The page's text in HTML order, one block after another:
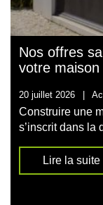
Nos offres
votre maison
20 juillet 2026 |
Construire une
s’inscrit dans la
Lire la suite